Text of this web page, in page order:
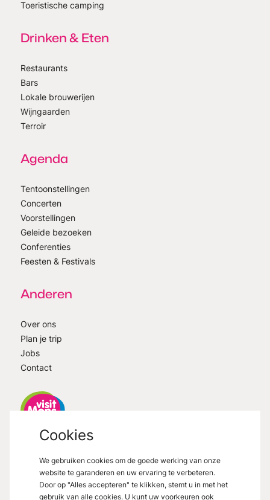
Toeristische camping
Drinken & Eten
Restaurants
Bars
Lokale brouwerijen
Wijngaarden
Terroir
Agenda
Tentoonstellingen
Concerten
Voorstellingen
Geleide bezoeken
Conferenties
Feesten & Festivals
Anderen
Over ons
Plan je trip
Jobs
Contact
Grand Place 27, 7000 Mons
Cookies
We gebruiken cookies om de goede werking van onze
website te garanderen en uw ervaring te verbeteren.
Door op "Alles accepteren" te klikken, stemt u in met het
gebruik van alle cookies. U kunt uw voorkeuren ook